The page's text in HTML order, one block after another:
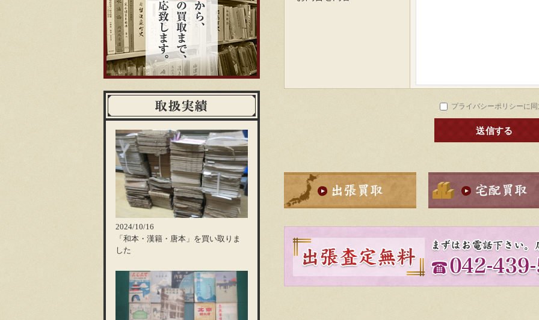
プライバシーポリシーに
2024/10/16
「和本・漢籍・唐本」を買い取りま
した